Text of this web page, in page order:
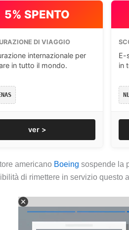
5% SPENTO
DI VIAGGIO
internazionale per
in tutto il mondo.
ver >
E-
in
americano Boeing sospende la
di rimettere in servizio questo